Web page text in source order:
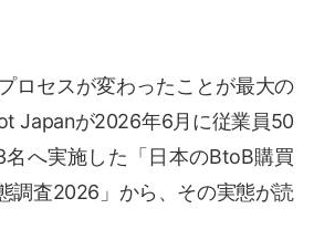
ロセスが変わったことが最大の
Japanが2026年6月に従業員50
名へ実施した「日本のBtoB購買
調査2026」から、その実態が読